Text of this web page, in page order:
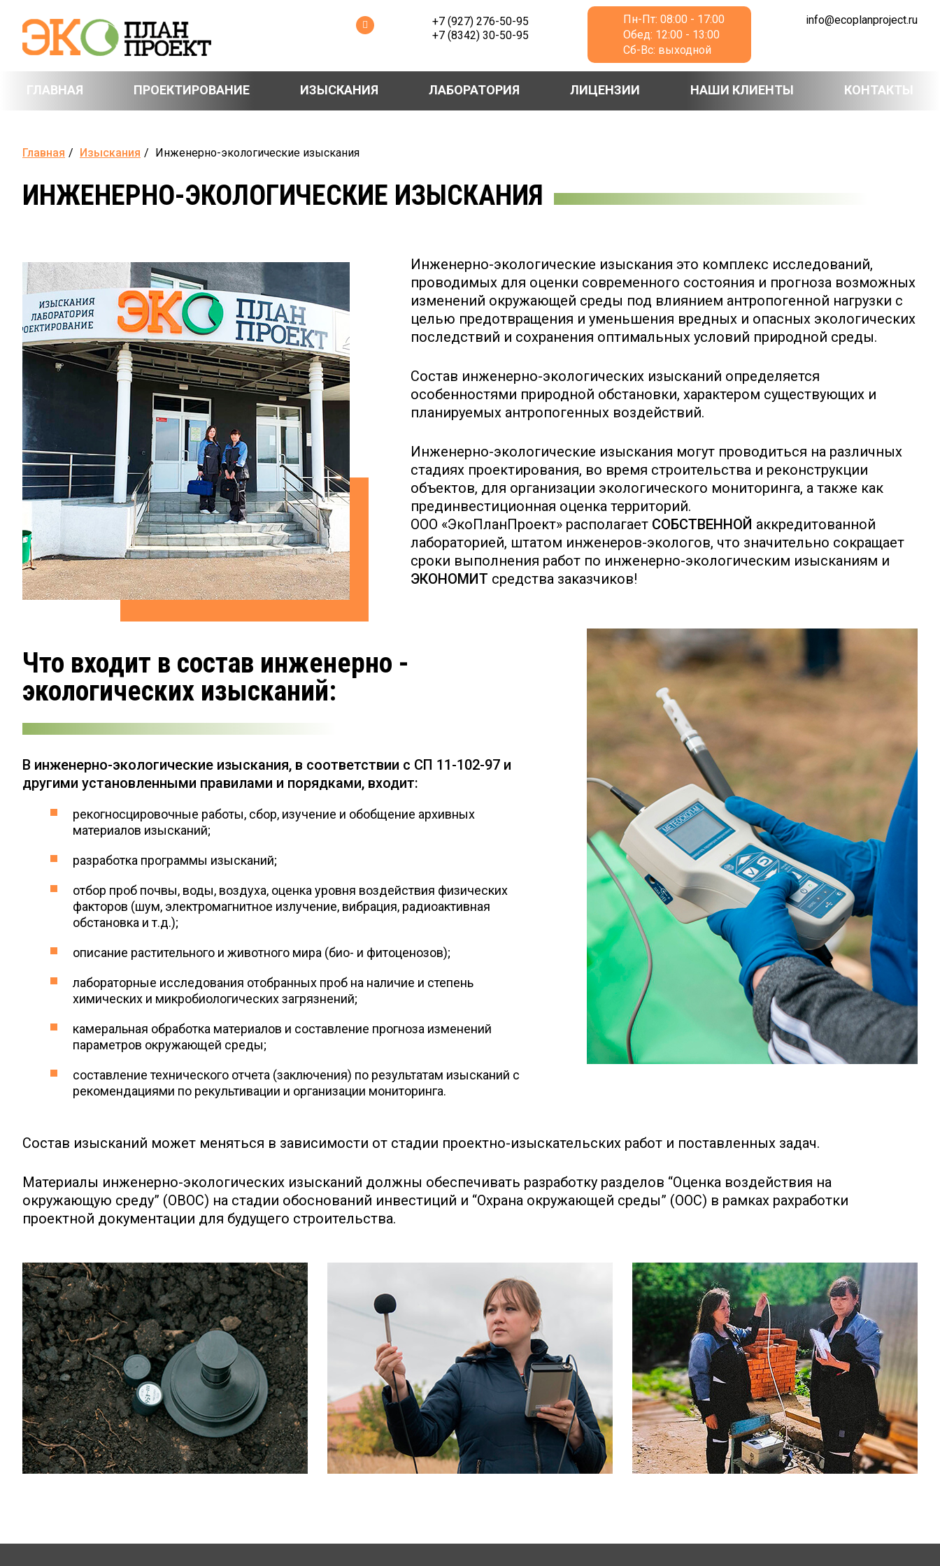
+7 (927) 276-50-95
+7 (8342) 30-50-95
Пн-Пт: 08:00 - 17:00
Обед: 12:00 - 13:00
Сб-Вс: выходной
info@ecoplanproject.ru
ГЛАВНАЯ ПРОЕКТИРОВАНИЕ ИЗЫСКАНИЯ ЛАБОРАТОРИЯ ЛИЦЕНЗИИ НАШИ КЛИЕНТЫ КОНТАКТЫ
Главная / Изыскания / Инженерно-экологические изыскания
ИНЖЕНЕРНО-ЭКОЛОГИЧЕСКИЕ ИЗЫСКАНИЯ
Инженерно-экологические изыскания это комплекс исследований,
проводимых для оценки современного состояния и прогноза возможных
изменений окружающей среды под влиянием антропогенной нагрузки с
целью предотвращения и уменьшения вредных и опасных экологических
последствий и сохранения оптимальных условий природной среды.
Состав инженерно-экологических изысканий определяется
особенностями природной обстановки, характером существующих и
планируемых антропогенных воздействий.
Инженерно-экологические изыскания могут проводиться на различных
стадиях проектирования, во время строительства и реконструкции
объектов, для организации экологического мониторинга, а также как
прединвестиционная оценка территорий.
ООО «ЭкоПланПроект» располагает СОБСТВЕННОЙ аккредитованной
лабораторией, штатом инженеров-экологов, что значительно сокращает
сроки выполнения работ по инженерно-экологическим изысканиям и
ЭКОНОМИТ средства заказчиков!
Что входит в состав инженерно -
экологических изысканий:
В инженерно-экологические изыскания, в соответствии с СП 11-102-97 и
другими установленными правилами и порядками, входит:
рекогносцировочные работы, сбор, изучение и обобщение архивных
материалов изысканий;
разработка программы изысканий;
отбор проб почвы, воды, воздуха, оценка уровня воздействия физических
факторов (шум, электромагнитное излучение, вибрация, радиоактивная
обстановка и т.д.);
описание растительного и животного мира (био- и фитоценозов);
лабораторные исследования отобранных проб на наличие и степень
химических и микробиологических загрязнений;
камеральная обработка материалов и составление прогноза изменений
параметров окружающей среды;
составление технического отчета (заключения) по результатам изысканий с
рекомендациями по рекультивации и организации мониторинга.
Состав изысканий может меняться в зависимости от стадии проектно-изыскательских работ и поставленных задач.
Материалы инженерно-экологических изысканий должны обеспечивать разработку разделов “Оценка воздействия на
окружающую среду” (ОВОС) на стадии обоснований инвестиций и “Охрана окружающей среды” (ООС) в рамках рахработки
проектной документации для будущего строительства.